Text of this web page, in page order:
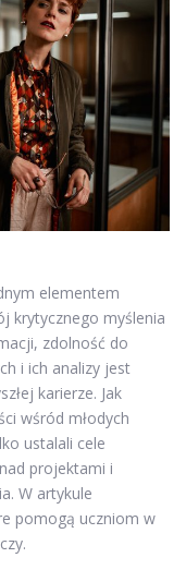
elementem
krytycznego myślenia
zdolność do
i ich analizy jest
karierze. Jak
wśród młodych
ustalali cele
projektami i
W artykule
pomogą uczniom w